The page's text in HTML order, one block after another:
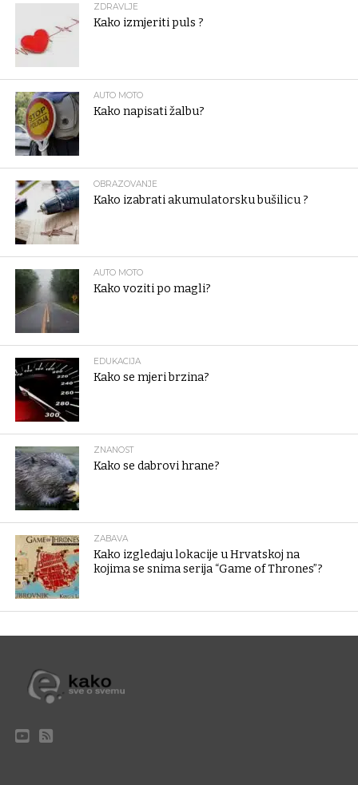
ZDRAVLJE
Kako izmjeriti puls ?
AUTO MOTO
Kako napisati žalbu?
OBRAZOVANJE
Kako izabrati akumulatorsku bušilicu ?
AUTO MOTO
Kako voziti po magli?
EDUKACIJA
Kako se mjeri brzina?
ZNANOST
Kako se dabrovi hrane?
ZABAVA
Kako izgledaju lokacije u Hrvatskoj na
kojima se snima serija “Game of Thrones”?